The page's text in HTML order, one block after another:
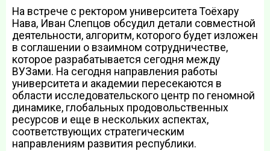
На встрече с ректором университета Тоёхару
Нава, Иван Слепцов обсудил детали совместной
деятельности, алгоритм, которого будет изложен
в соглашении о взаимном сотрудничестве,
которое разрабатывается сегодня между
ВУЗами. На сегодня направления работы
университета и академии пересекаются в
области исследовательского центр по геномной
динамике, глобальных продовольственных
ресурсов и еще в нескольких аспектах,
соответствующих стратегическим
направлениям развития республики.